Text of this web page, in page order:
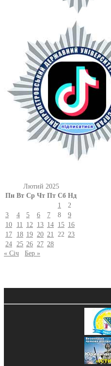
Лютий 2025
Пн Вт Ср Чт Пт Сб Нд
1
2
3
4 5 6 7 8
9
10
11 12 13 14 15 16
17
18 19 20 21 22 23
24 25 26 27 28
« Січ
Бер »